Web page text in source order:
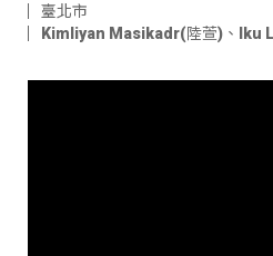
臺北市
Kimliyan Masikadr(陸萱) 、 Iku